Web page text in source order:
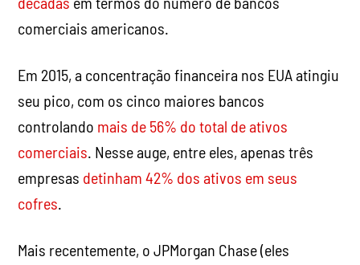
comerciais americanos.
Em 2015, a concentração financeira nos EUA atingiu
seu pico, com os cinco maiores bancos
controlando mais de 56% do total de ativos
comerciais. Nesse auge, entre eles, apenas três
empresas detinham 42% dos ativos em seus
cofres.
Mais recentemente, o JPMorgan Chase (eles